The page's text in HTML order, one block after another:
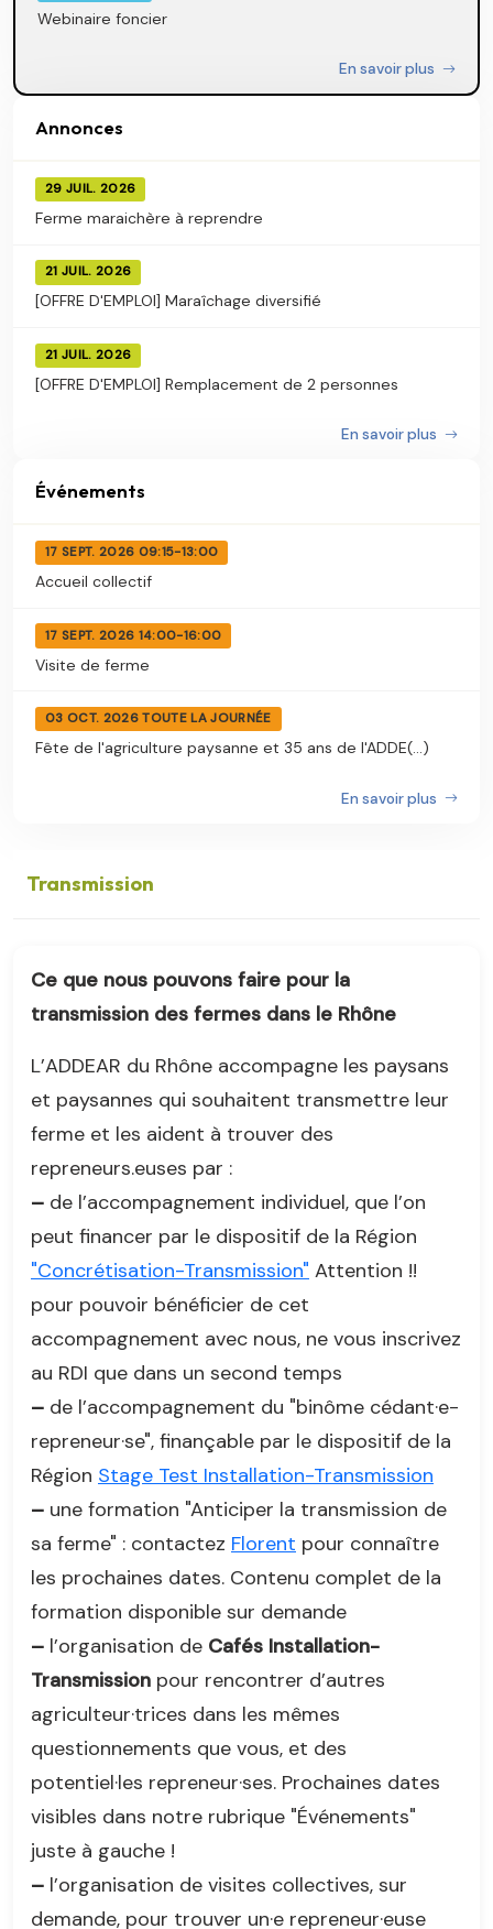
Webinaire foncier
En savoir plus
Annonces
29 JUIL. 2026
Ferme maraichère à reprendre
21 JUIL. 2026
[OFFRE D'EMPLOI] Maraîchage diversifié
21 JUIL. 2026
[OFFRE D'EMPLOI] Remplacement de 2 personnes
En savoir plus
Événements
17 SEPT. 2026 09:15-13:00
Accueil collectif
17 SEPT. 2026 14:00-16:00
Visite de ferme
03 OCT. 2026 TOUTE LA JOURNÉE
Fête de l'agriculture paysanne et 35 ans de l'ADDE(...)
En savoir plus
Transmission
Ce que nous pouvons faire pour la
transmission des fermes dans le Rhône
L’ADDEAR du Rhône accompagne les paysans
et paysannes qui souhaitent transmettre leur
ferme et les aident à trouver des
repreneurs.euses par :
– de l’accompagnement individuel, que l’on
peut financer par le dispositif de la Région
"Concrétisation-Transmission" Attention !!
pour pouvoir bénéficier de cet
accompagnement avec nous, ne vous inscrivez
au RDI que dans un second temps
– de l’accompagnement du "binôme cédant·e-
repreneur·se", finançable par le dispositif de la
Région Stage Test Installation-Transmission
– une formation "Anticiper la transmission de
sa ferme" : contactez Florent pour connaître
les prochaines dates. Contenu complet de la
formation disponible sur demande
– l’organisation de Cafés Installation-
Transmission pour rencontrer d’autres
agriculteur·trices dans les mêmes
questionnements que vous, et des
potentiel·les repreneur·ses. Prochaines dates
visibles dans notre rubrique "Événements"
juste à gauche !
– l’organisation de visites collectives, sur
demande, pour trouver un·e repreneur·euse